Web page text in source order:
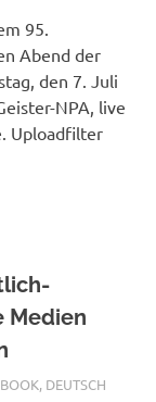
95.
Abend der
den 7. Juli
NPA, live
Uploadfilter
Medien
VGRASS
BOOK, DEUTSCH